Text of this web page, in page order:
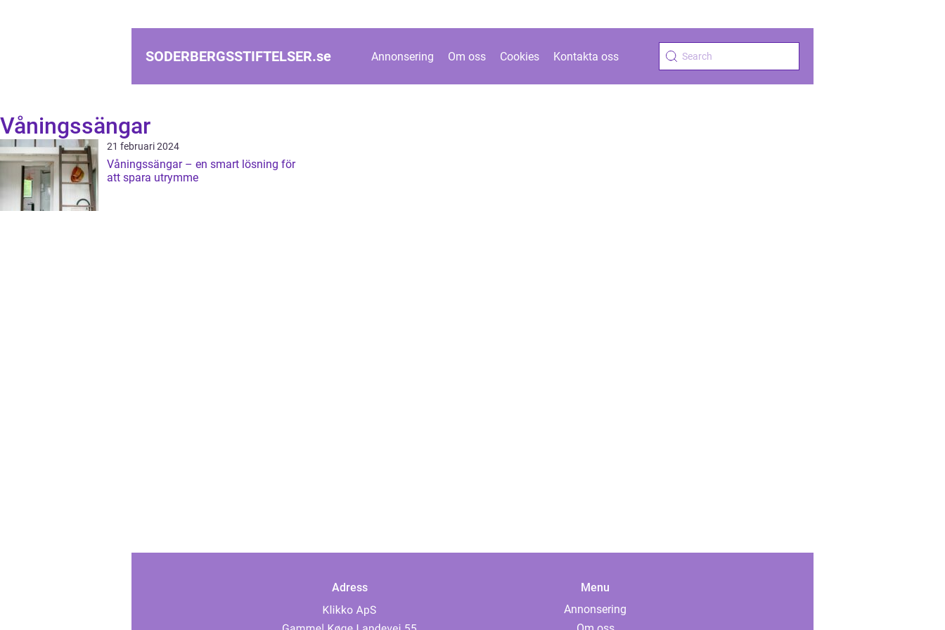
SODERBERGSSTIFTELSER.se Annonsering Om oss Cookies Kontakta oss
Våningssängar
21 februari 2024
Våningssängar – en smart lösning för
att spara utrymme
Adress
Menu
Annonsering